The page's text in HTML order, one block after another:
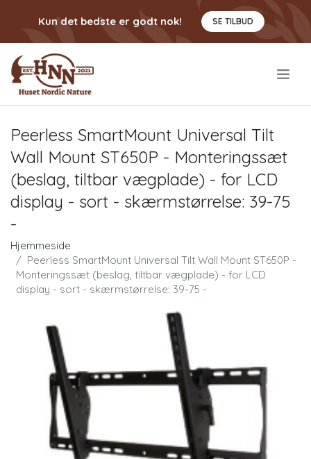
Kun det bedste er godt nok! SE TILBUD
Peerless SmartMount Universal Tilt
Wall Mount ST650P - Monteringssæt
(beslag, tiltbar vægplade) - for LCD
display - sort - skærmstørrelse: 39-75
-
Hjemmeside
Peerless SmartMount Universal Tilt Wall Mount ST650P -
Monteringssæt (beslag, tiltbar vægplade) - for LCD
display - sort - skærmstørrelse: 39-75 -